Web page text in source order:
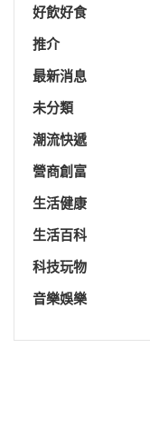
好飲好食
推介
最新消息
未分類
潮流快遞
營商創富
生活健康
生活百科
科技玩物
音樂娛樂